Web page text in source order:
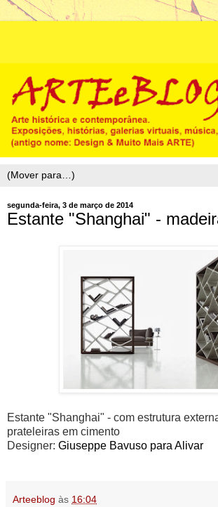
segunda-feira, 3 de março de 2014
Estante "Shanghai" -
Estante "Shanghai" - com estrutura
prateleiras em cimento
Designer: Giuseppe Bavuso para Alivar
Arteeblog às 16:04